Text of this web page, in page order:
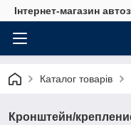
Інтернет-магазин
Каталог товарів
Кронштейн/